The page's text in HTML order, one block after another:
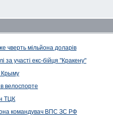
чверть мільйона доларів
за участі екс-бійця "Кракену"
Крыму
велоспорте
ТЦК
командувач ВПС ЗС РФ